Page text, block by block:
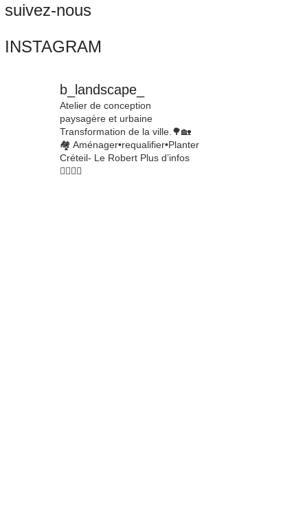
suivez-nous
INSTAGRAM
b_landscape_
Atelier de conception
paysagère et urbaine
Transformation de la ville.🌳🏡
🏘 Aménager•requalifier•Planter
Créteil- Le Robert Plus d’infos
👇🏾👇🏾